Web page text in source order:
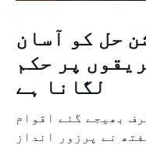
حل کو آسان
پر حکم
لگانا ہے
بھیجے گئے اقوام
نے پرزور انداز